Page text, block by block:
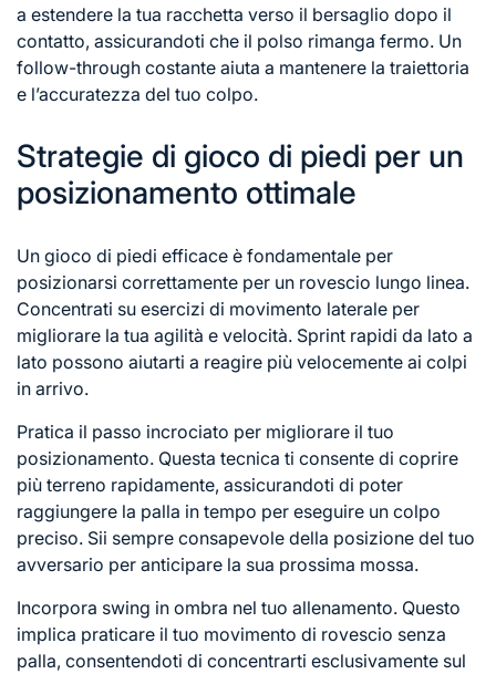
a estendere la tua racchetta verso il bersaglio dopo il
contatto, assicurandoti che il polso rimanga fermo. Un
follow-through costante aiuta a mantenere la traiettoria
e l’accuratezza del tuo colpo.
Strategie di gioco di piedi per un
posizionamento ottimale
Un gioco di piedi efficace è fondamentale per
posizionarsi correttamente per un rovescio lungo linea.
Concentrati su esercizi di movimento laterale per
migliorare la tua agilità e velocità. Sprint rapidi da lato a
lato possono aiutarti a reagire più velocemente ai colpi
in arrivo.
Pratica il passo incrociato per migliorare il tuo
posizionamento. Questa tecnica ti consente di coprire
più terreno rapidamente, assicurandoti di poter
raggiungere la palla in tempo per eseguire un colpo
preciso. Sii sempre consapevole della posizione del tuo
avversario per anticipare la sua prossima mossa.
Incorpora swing in ombra nel tuo allenamento. Questo
implica praticare il tuo movimento di rovescio senza
palla, consentendoti di concentrarti esclusivamente sul